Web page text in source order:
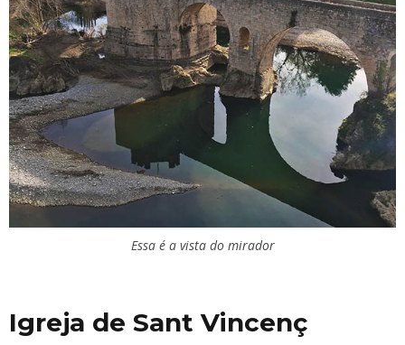
Essa é a vista do mirador
Igreja de Sant Vincenç